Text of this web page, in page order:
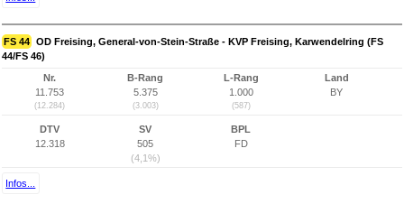
FS 44 OD Freising, General-von-Stein-Straße - KVP Freising, Karwendelring (FS
44/FS 46)
Nr.
11.753
(12.284)
B-Rang
5.375
(3.003)
L-Rang
1.000
(587)
Land
BY
DTV
12.318
SV
505
(4,1%)
BPL
FD
Infos...